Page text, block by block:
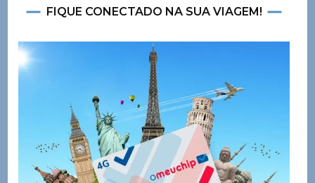
FIQUE CONECTADO NA SUA VIAGEM!